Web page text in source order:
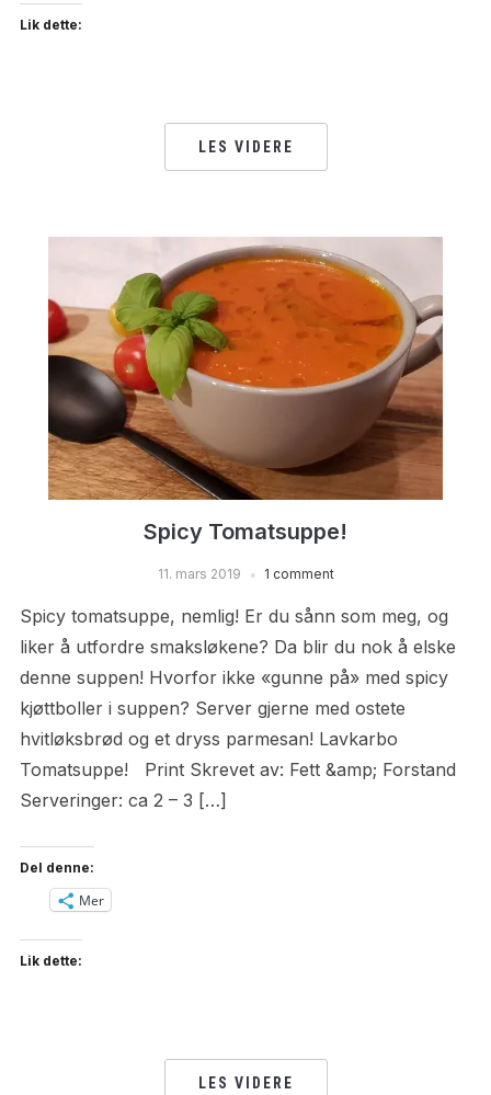
Lik dette:
LES VIDERE
Spicy Tomatsuppe!
11. mars 2019 1 comment
Spicy tomatsuppe, nemlig! Er du sånn som meg, og
liker å utfordre smaksløkene? Da blir du nok å elske
denne suppen! Hvorfor ikke «gunne på» med spicy
kjøttboller i suppen? Server gjerne med ostete
hvitløksbrød og et dryss parmesan! Lavkarbo
Tomatsuppe! Print Skrevet av: Fett &amp; Forstand
Serveringer: ca 2 – 3 […]
Del denne:
Mer
Lik dette:
LES VIDERE